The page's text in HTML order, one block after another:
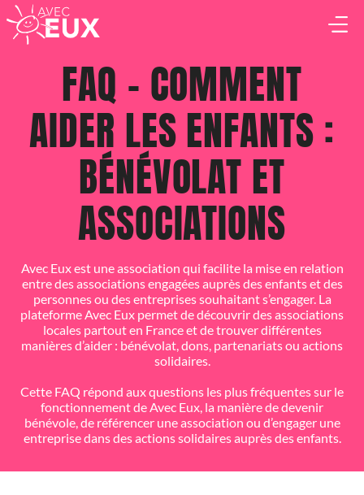
BÉNÉVOLE
ASSOCIATION
QUI SOMMES-NOUS ?
ACTUALITÉS & ÉVÈNEMENTS
NOTRE SÉRIE DOCUMENTAIRE
FAQ – COMMENT
AIDER LES ENFANTS :
BÉNÉVOLAT ET
ASSOCIATIONS
Avec Eux est une association qui facilite la mise en relation
entre des associations engagées auprès des enfants et des
personnes ou des entreprises souhaitant s’engager. La
plateforme Avec Eux permet de découvrir des associations
locales partout en France et de trouver différentes
manières d’aider : bénévolat, dons, partenariats ou actions
solidaires.
Cette FAQ répond aux questions les plus fréquentes sur le
fonctionnement de Avec Eux, la manière de devenir
bénévole, de référencer une association ou d’engager une
entreprise dans des actions solidaires auprès des enfants.